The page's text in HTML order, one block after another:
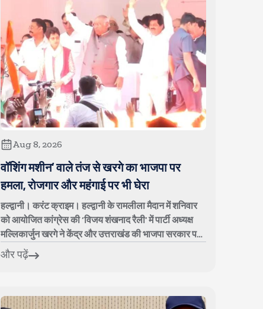
Aug 8, 2026
वॉशिंग मशीन’ वाले तंज से खरगे का भाजपा पर
हमला, रोजगार और महंगाई पर भी घेरा
हल्द्वानी। करंट क्राइम। हल्द्वानी के रामलीला मैदान में शनिवार
को आयोजित कांग्रेस की ‘विजय शंखनाद रैली’ में पार्टी अध्यक्ष
मल्लिकार्जुन खरगे ने केंद्र और उत्तराखंड की भाजपा सरकार पर
जमकर निशाना साधा। क...
और पढ़ें